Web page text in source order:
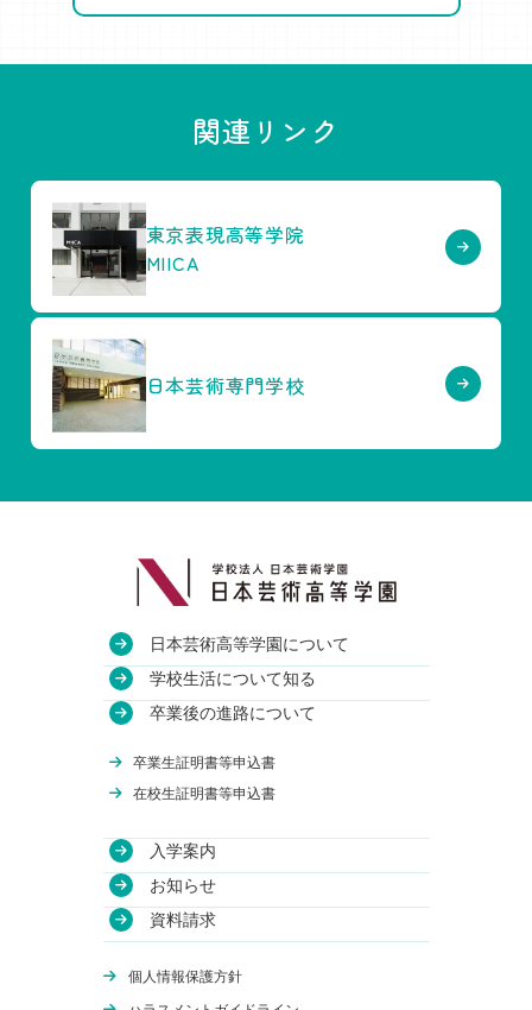
関連リンク
東京表現高等学院
MIICA
日本芸術専門学校
日本芸術高等学園について
教育方針
沿革
関連校
学校生活について知る
授業・校舎について
年間行事について
卒業後の進路について
卒業生証明書等申込書
在校生証明書等申込書
入学案内
学費について
WEB出願
体験授業
オンライン学校説明会
お知らせ
資料請求
個人情報保護方針